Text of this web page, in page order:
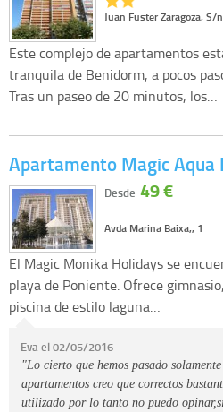
Juan Fuster Zaragoza, S/n
Este complejo de apartamentos
tranquila de Benidorm, a pocos
Tras un paseo de 20 minutos, los…
Apartamento Magic Aqua
Avda Marina Baixa,, 1
Desde 49 €
El Magic Monika Holidays se
playa de Poniente. Ofrece
piscina de estilo laguna…
Eva el 02/05/2016
"Lo cierto que hemos pasado
apartamentos creo que correctos
utilizado por lo tanto no puedo